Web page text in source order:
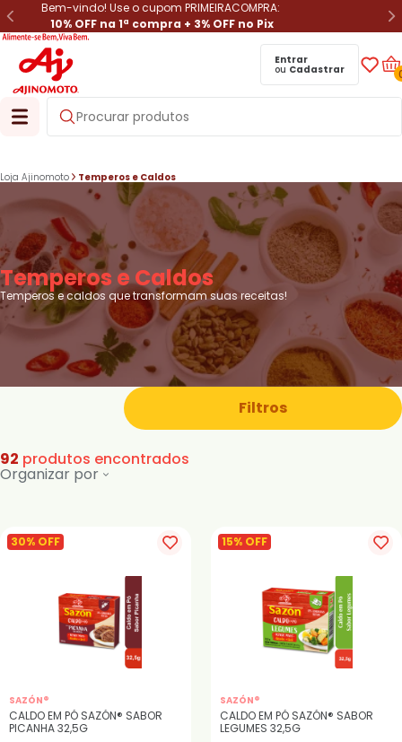
Bem-vindo! Use o cupom PRIMEIRACOMPRA:
10% OFF na 1ª compra + 3% OFF no Pix
Entrar
ou Cadastrar
Loja Ajinomoto Temperos e Caldos
Temperos e Caldos
Temperos e caldos que transformam suas receitas!
Filtros
92 produtos encontrados
Organizar por
30% OFF
SAZÓN®
CALDO EM PÓ SAZÓN® SABOR
PICANHA 32,5G
15% OFF
SAZÓN®
CALDO EM PÓ SAZÓN® SABOR
LEGUMES 32,5G